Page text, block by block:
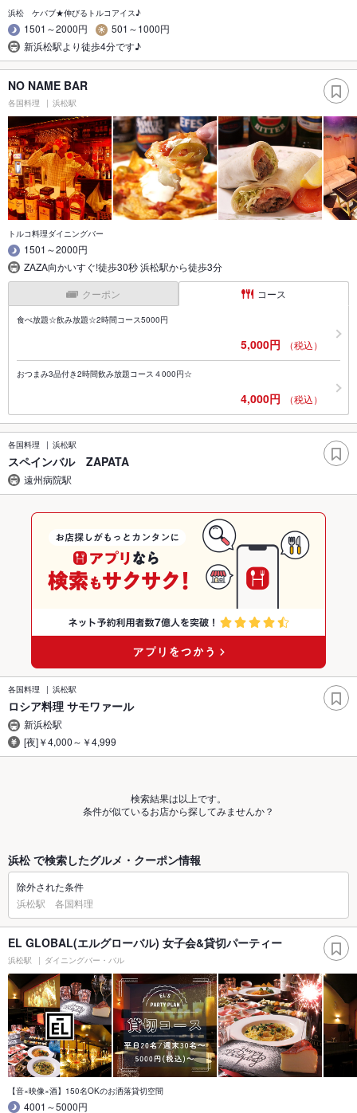
浜松 ケバブ★伸びるトルコアイス♪
1501～2000円
501～1000円
新浜松駅より徒歩4分です♪
NO NAME BAR
各国料理 浜松駅
トルコ料理ダイニングバー
1501～2000円
ZAZA向かいすぐ!徒歩30秒 浜松駅から徒歩3分
クーポン コース
食べ放題☆飲み放題☆2時間コース5000円
5,000円 （税込）
おつまみ3品付き2時間飲み放題コース４000円☆
4,000円 （税込）
各国料理 浜松駅
スペインバル ZAPATA
遠州病院駅
各国料理 浜松駅
ロシア料理 サモワァール
新浜松駅
[夜]￥4,000～￥4,999
検索結果は以上です。
条件が似ているお店から探してみませんか？
浜松 で検索したグルメ・クーポン情報
除外された条件
浜松駅 各国料理
EL GLOBAL(エルグローバル) 女子会&貸切パーティー
浜松駅 ダイニングバー・バル
【音×映像×酒】150名OKのお洒落貸切空間
4001～5000円